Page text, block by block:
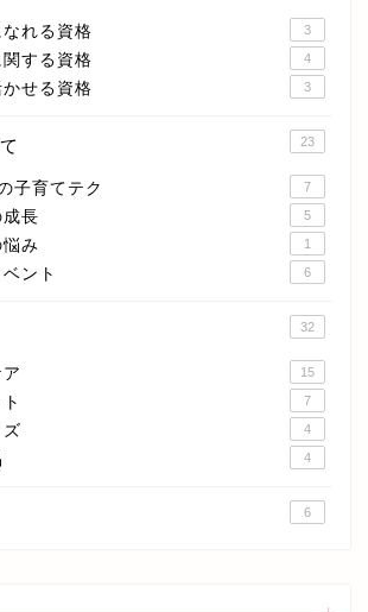
れる資格 3
する資格 4
せる資格 3
23
子育てテク 7
長 5
み 1
ント 6
32
15
7
ズ 4
4
6